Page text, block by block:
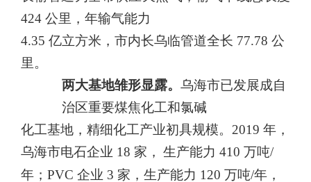
424 公里，年输气能力
4.35 亿立方米，市内长乌临管道全长 77.78 公
里。
两大基地雏形显露。 乌海市已发展成自
治区重要煤焦化工和氯碱
化工基地，精细化工产业初具规模。 2019 年，
乌海市电石企业 18 家， 生产能力 410 万吨/
年； PVC 企业 3 家，生产能力 120 万吨/年，